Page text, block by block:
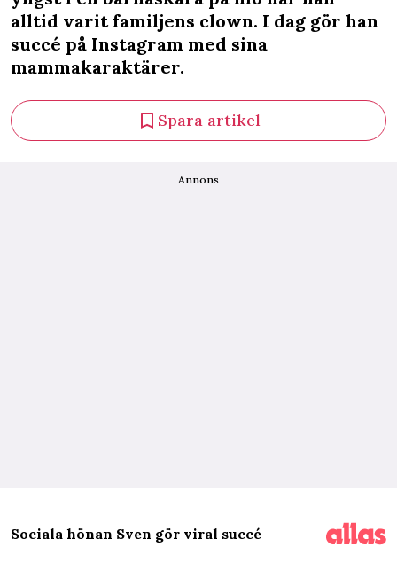
alltid varit familjens clown. I dag gör han
succé på Instagram med sina
mammakaraktärer.
Spara artikel
Annons
Sociala hönan Sven gör viral succé